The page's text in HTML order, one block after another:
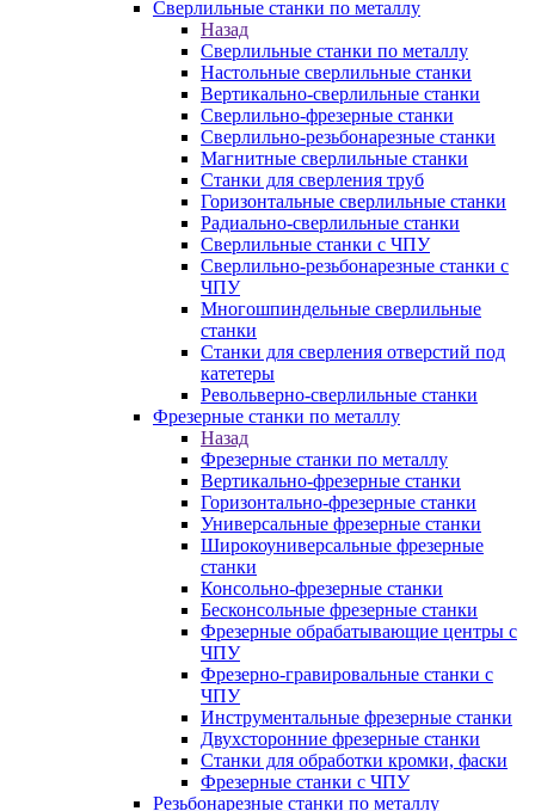
Сверлильные станки по металлу
Назад
Сверлильные станки по металлу
Настольные сверлильные станки
Вертикально-сверлильные станки
Сверлильно-фрезерные станки
Сверлильно-резьбонарезные станки
Магнитные сверлильные станки
Станки для сверления труб
Горизонтальные сверлильные станки
Радиально-сверлильные станки
Сверлильные станки с ЧПУ
Сверлильно-резьбонарезные станки с
ЧПУ
Многошпиндельные сверлильные
станки
Станки для сверления отверстий под
катетеры
Револьверно-сверлильные станки
Фрезерные станки по металлу
Назад
Фрезерные станки по металлу
Вертикально-фрезерные станки
Горизонтально-фрезерные станки
Универсальные фрезерные станки
Широкоуниверсальные фрезерные
станки
Консольно-фрезерные станки
Бесконсольные фрезерные станки
Фрезерные обрабатывающие центры с
ЧПУ
Фрезерно-гравировальные станки с
ЧПУ
Инструментальные фрезерные станки
Двухсторонние фрезерные станки
Станки для обработки кромки, фаски
Фрезерные станки с ЧПУ
Резьбонарезные станки по металлу